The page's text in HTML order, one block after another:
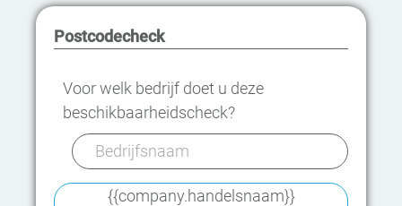
Postcodecheck
Voor welk bedrijf doet u deze
beschikbaarheidscheck?
{{company.handelsnaam}}